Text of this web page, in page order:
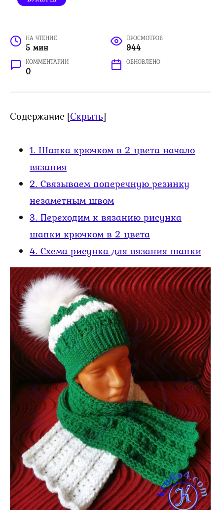
НА ЧТЕНИЕ
5 мин
ПРОСМОТРОВ
944
КОММЕНТАРИИ
0
ОБНОВЛЕНО
Содержание [Скрыть]
1. Шапка крючком в 2 цвета начало
вязания
2. Связываем поперечную резинку
незаметным швом
3. Переходим к вязанию рисунка
шапки крючком в 2 цвета
4. Схема рисунка для вязания шапки